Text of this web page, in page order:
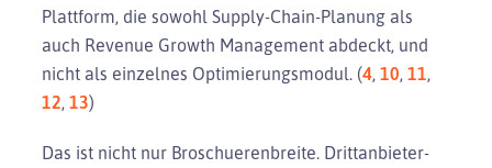
Plattform, die sowohl Supply-Chain-Planung als
auch Revenue Growth Management abdeckt, und
nicht als einzelnes Optimierungsmodul. (4, 10, 11,
12, 13)
Das ist nicht nur Broschuerenbreite. Drittanbieter-